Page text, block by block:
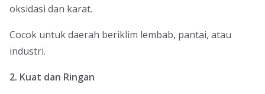
oksidasi dan karat.
Cocok untuk daerah beriklim lembab, pantai, atau
industri.
2. Kuat dan Ringan